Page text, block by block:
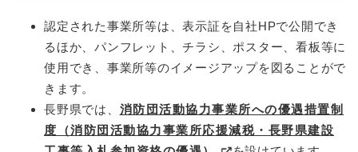
認定された事業所等は、表示証を自社HPで公開でき
るほか、パンフレット、チラシ、ポスター、看板等に
使用でき、事業所等のイメージアップを図ることがで
きます。
長野県では、 消防団活動協力事業所への優遇措置制
度（消防団活動協力事業所応援減税・長野県建設